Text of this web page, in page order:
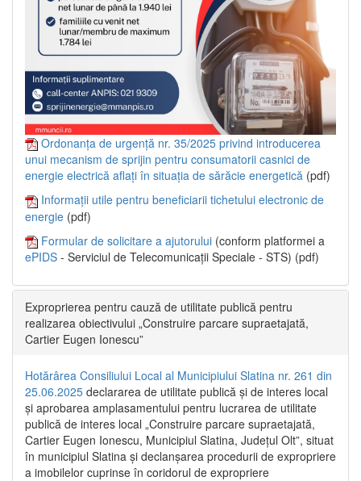
Ordonanța de urgență nr. 35/2025 privind introducerea
unui mecanism de sprijin pentru consumatorii casnici de
energie electrică aflați în situația de sărăcie energetică (pdf)
Informații utile pentru beneficiarii tichetului electronic de
energie (pdf)
Formular de solicitare a ajutorului (conform platformei a
ePIDS - Serviciul de Telecomunicații Speciale - STS) (pdf)
Exproprierea pentru cauză de utilitate publică pentru
realizarea obiectivului „Construire parcare supraetajată,
Cartier Eugen Ionescu”
Hotărârea Consiliului Local al Municipiului Slatina nr. 261 din
25.06.2025 declararea de utilitate publică și de interes local
și aprobarea amplasamentului pentru lucrarea de utilitate
publică de interes local „Construire parcare supraetajată,
Cartier Eugen Ionescu, Municipiul Slatina, Județul Olt”, situat
în municipiul Slatina și declanșarea procedurii de expropriere
a imobilelor cuprinse în coridorul de expropriere